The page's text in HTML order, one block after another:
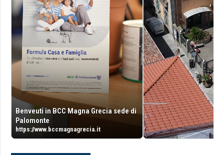
Benveuti in BCC Magna Grecia sede di
Palomonte
https://www.bccmagnagrecia.it